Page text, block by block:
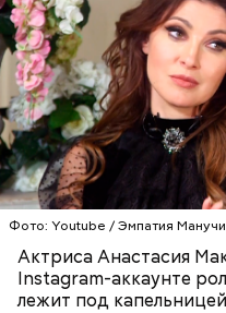
Фото: Youtube / Эмпатия Манучи
Актриса Анастасия
Instagram-аккаунте
лежит под
— Заранее
невозможно. Если
поток воздуха может
тот будет следовать
угаснет, — объяснил
не взрываются. Это
у них кончается и они
Вернулся Макеев в
словам, ему казалось,
фронта с победой.